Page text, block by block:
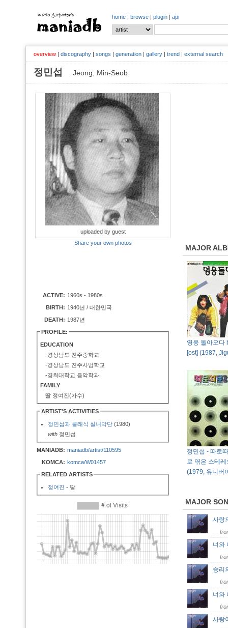
home | browse | plugin | api
overview | discography | songs | generation | gallery | trend | external search
정민섭 Jeong, Min-Seob
uploaded by guest
Share your own photos
ACTIVE: 1960s - 1980s
BIRTH: 1940년 / 대한민국
DEATH: 1987년
PROFILE:
EDUCATION
-경상남도 진주중학교
-경상남도 진주사범학교
-경희대학교 음악학과
FAMILY
딸 정여진(가수)
ARTIST'S ACTIVITIES
정민섭과 클래식 실내악단 (1980)
with 정민섭
MANIADB: maniadb/artist/110595
KOMCA: komca/W01457
RELATED ARTISTS
정여진 - 딸
MAJOR
영웅 돌아오다
[ost] (1987,
정민섭 - 따로
로 엮은 스테
(1979, 유니버
MAJOR
사랑
너와
승리
너와
사랑